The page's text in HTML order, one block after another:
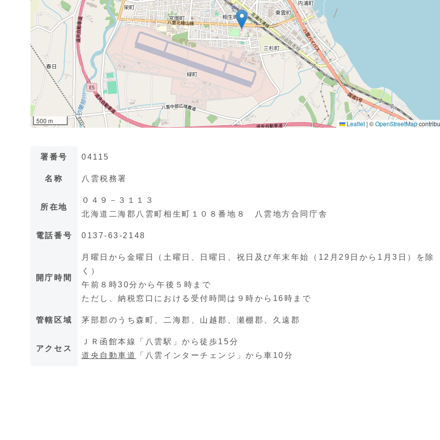
署番号 04115
名称 八雲税務署
所在地
０４９－３１１３
北海道二海郡八雲町相生町１０８番地８ 八雲地方合同庁舎
電話番号 0137-63-2148
開庁時間
月曜日から金曜日（土曜日、日曜日、祝日及び年末年始（12月29日から1月3日）を除
く）
午前８時30分から午後５時まで
ただし、納税窓口における受付時間は９時から16時まで
管轄区域 茅部郡のうち森町、二海郡、山越郡、瀬棚郡、久遠郡
アクセス
ＪＲ函館本線「八雲駅」から徒歩15分
道央自動車道
「八雲インターチェンジ」から車10分